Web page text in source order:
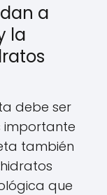
a
la
debe ser
importante
también
que